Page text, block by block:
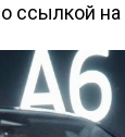
ссылкой